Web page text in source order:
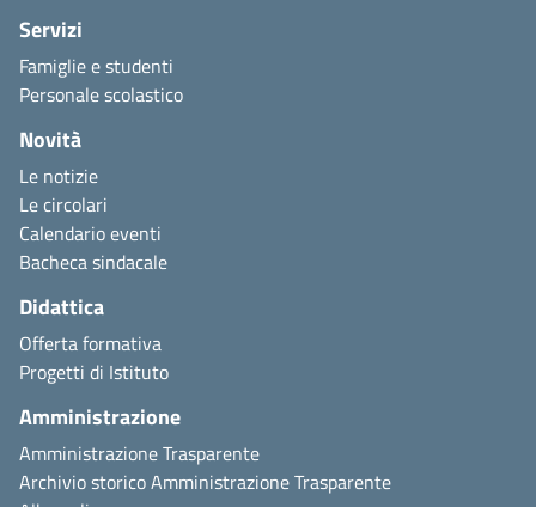
Servizi
Famiglie e studenti
Personale scolastico
Novità
Le notizie
Le circolari
Calendario eventi
Bacheca sindacale
Didattica
Offerta formativa
Progetti di Istituto
Amministrazione
Amministrazione Trasparente
Archivio storico Amministrazione Trasparente